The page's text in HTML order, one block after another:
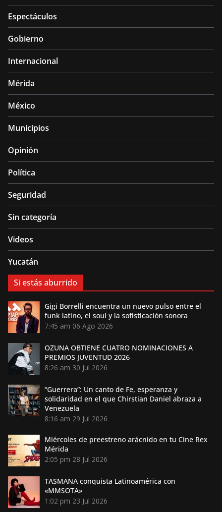
Espectáculos
Gobierno
Internacional
Mérida
México
Municipios
Opinión
Política
Seguridad
Sin categoría
Videos
Yucatán
Si estás aburrido
Gigi Borrelli encuentra un nuevo pulso entre el
funk latino, el soul y la sofisticación sonora
7:45 am 06 Ago 2026
OZUNA OBTIENE CUATRO NOMINACIONES A
PREMIOS JUVENTUD 2026
8:26 am 30 Jul 2026
“Guerrera”: Un canto de Fe, esperanza y
solidaridad en el que Chirstian Daniel abraza a
Venezuela
8:16 am 29 Jul 2026
Miércoles de preestreno arácnido en tu Cine Rex
Mérida
2:05 pm 28 Jul 2026
TASMANA conquista Latinoamérica con
«MMSOTA»
1:02 pm 23 Jul 2026